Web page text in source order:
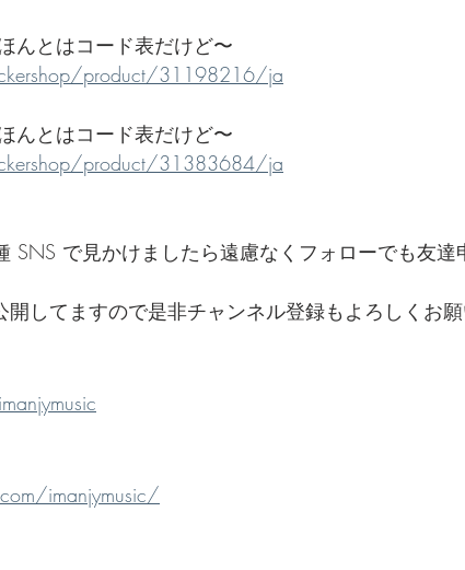
んとはコード表だけど〜
product/31198216/ja
んとはコード表だけど〜
product/31383684/ja
SNS で見かけましたら遠慮なくフォローでも友
開してますので是非チャンネル登録もよろしくお
imanjymusic/